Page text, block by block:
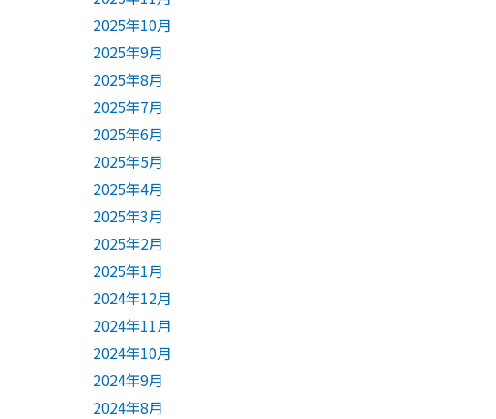
2025年10月
2025年9月
2025年8月
2025年7月
2025年6月
2025年5月
2025年4月
2025年3月
2025年2月
2025年1月
2024年12月
2024年11月
2024年10月
2024年9月
2024年8月